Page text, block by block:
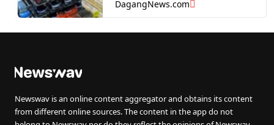
import murah - Kenanga
Research
DagangNews.com
Newswav is an online content aggregator and obtains its content
from different online sources. The content in the app do not